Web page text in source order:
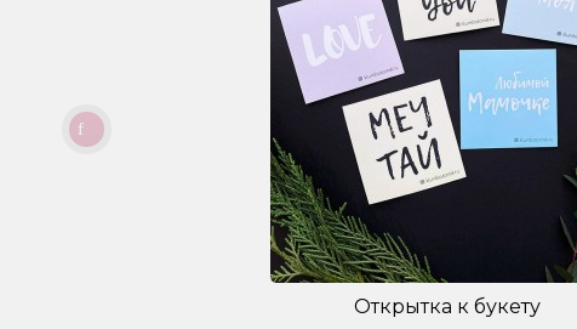
Открытка к букету